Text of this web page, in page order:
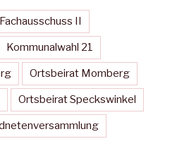
Fachausschuss II
Kommunalwahl 21
Ortsbeirat Momberg
Ortsbeirat Speckswinkel